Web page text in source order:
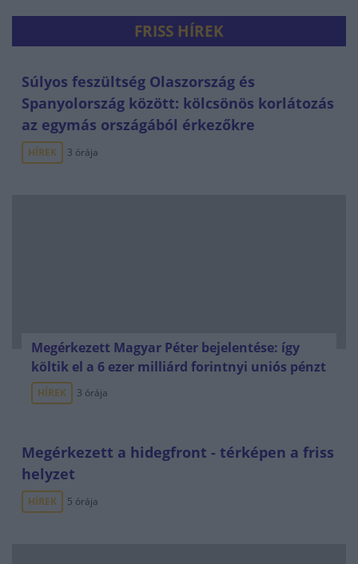
FRISS HÍREK
Súlyos feszültség Olaszország és
Spanyolország között: kölcsönös korlátozás
az egymás országából érkezőkre
HÍREK 3 órája
Megérkezett Magyar Péter bejelentése: így
költik el a 6 ezer milliárd forintnyi uniós pénzt
HÍREK 3 órája
Megérkezett a hidegfront - térképen a friss
helyzet
HÍREK 5 órája